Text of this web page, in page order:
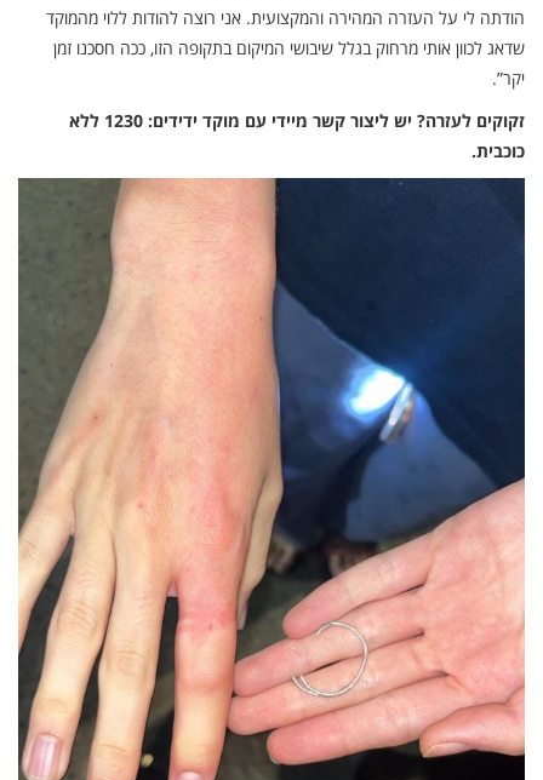
הודתה לי על העזרה המהירה והמקצועית. אני רוצה להודות ללוי מהמוקד
שדאג לכוון אותי מרחוק בגלל שיבושי המיקום בתקופה הזו, ככה חסכנו זמן
יקר”.
זקוקים לעזרה? יש ליצור קשר מיידי עם מוקד ידידים: 1230 ללא
כוכבית.